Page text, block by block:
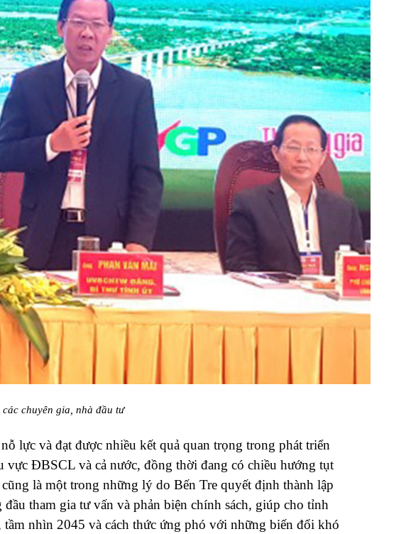
chuyên gia, nhà đầu tư
lực và đạt được nhiều kết quả quan trọng trong phát triển
ĐBSCL và cả nước, đồng thời đang có chiều hướng tụt
là một trong những lý do Bến Tre quyết định thành lập
tham gia tư vấn và phản biện chính sách, giúp cho tỉnh
nhìn 2045 và cách thức ứng phó với những biến đổi khó